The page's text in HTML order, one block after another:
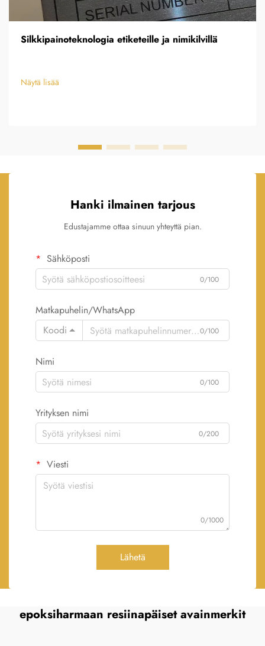
Silkkipainoteknologia etiketeille ja nimikilvillä
Näytä lisää
Hanki ilmainen tarjous
Edustajamme ottaa sinuun yhteyttä pian.
Sähköposti
0/100
Matkapuhelin/WhatsApp
Koodi
0/100
Nimi
0/100
Yrityksen nimi
0/200
Viesti
0/1000
Lähetä
epoksiharmaan resiinapäiset avainmerkit